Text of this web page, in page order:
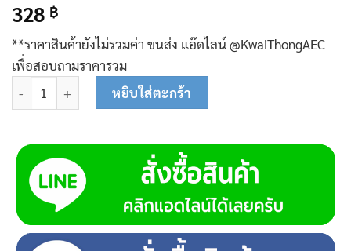
328 ฿
**ราคาสินค้ายังไม่รวมค่า ขนส่ง แอ๊ดไลน์ @KwaiThongAEC
เพื่อสอบถามราคารวม
จำนวน ฝาครอบเรือนปั๊มน้ำ 2 นิ้ว 05-0102 ชิ้น
หยิบใส่ตะกร้า